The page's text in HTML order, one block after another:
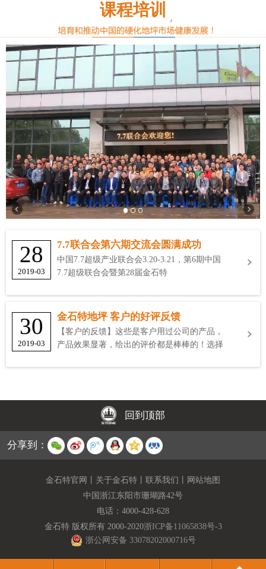
课程培训
28
2019-03
7.7联合会第六期交流会圆满成功
中国7.7超级产业联合会3.20-3.21，第6期中国
7.7超级联合会暨第28届金石特
30
2019-03
金石特地坪 客户的好评反馈
【客户的反馈】这些是客户用过公司的产品，
产品效果显著，给出的评价都是棒棒的！选择
回到顶部
分享到：
金石特官网 关于金石特 联系我们
网站地图
中国浙江东阳市珊瑚路42号
电话： 4000-428-628
金石特 版权所有 2000-2020浙ICP备11065838号-3
浙公网安备 33078202000716号